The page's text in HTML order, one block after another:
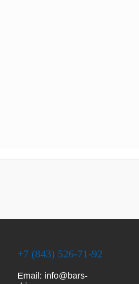
+7 (843) 526-71-92
Email: info@bars-